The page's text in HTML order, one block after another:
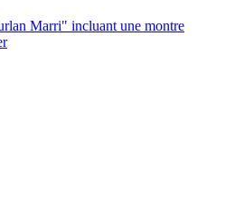
Marri" incluant une montre